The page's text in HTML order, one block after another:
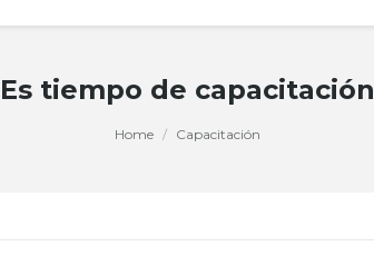
Es tiempo de capacitación
Home Capacitación